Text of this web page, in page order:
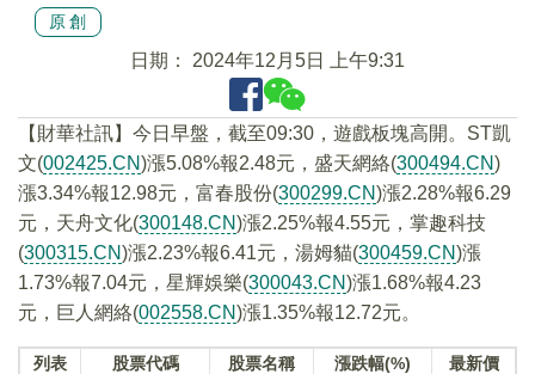
原創
日期： 2024年12月5日 上午9:31
【財華社訊】今日早盤，截至09:30，遊戲板塊高開。ST凱
文(002425.CN)漲5.08%報2.48元，盛天網絡(300494.CN)
漲3.34%報12.98元，富春股份(300299.CN)漲2.28%報6.29
元，天舟文化(300148.CN)漲2.25%報4.55元，掌趣科技
(300315.CN)漲2.23%報6.41元，湯姆貓(300459.CN)漲
1.73%報7.04元，星輝娛樂(300043.CN)漲1.68%報4.23
元，巨人網絡(002558.CN)漲1.35%報12.72元。
列表 股票代碼 股票名稱 漲跌幅(%)
最新價